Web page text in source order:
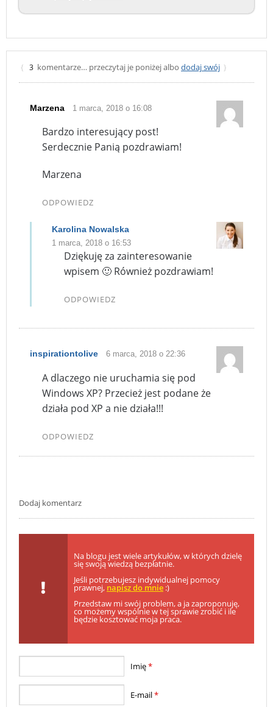
{ 3 komentarze… przeczytaj je poniżej albo dodaj swój }
Marzena 1 marca, 2018 o 16:08
Bardzo interesujący post!
Serdecznie Panią pozdrawiam!
Marzena
ODPOWIEDZ
Karolina Nowalska
1 marca, 2018 o 16:53
Dziękuję za zainteresowanie
wpisem 🙂 Również pozdrawiam!
ODPOWIEDZ
inspirationtolive 6 marca, 2018 o 22:36
A dlaczego nie uruchamia się pod
Windows XP? Przecież jest podane że
działa pod XP a nie działa!!!
ODPOWIEDZ
Dodaj komentarz
Na blogu jest wiele artykułów, w których dzielę
się swoją wiedzą bezpłatnie.
Jeśli potrzebujesz indywidualnej pomocy
prawnej, napisz do mnie :)
Przedstaw mi swój problem, a ja zaproponuję,
co możemy wspólnie w tej sprawie zrobić i ile
będzie kosztować moja praca.
Imię*
E-mail*